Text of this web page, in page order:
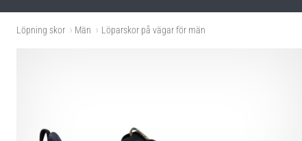
Löpning skor Män Löparskor på vägar för män